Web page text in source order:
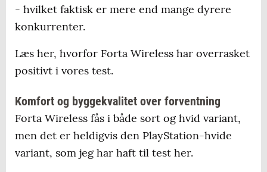
- hvilket faktisk er mere end mange dyrere
konkurrenter.
Læs her, hvorfor Forta Wireless har overrasket
positivt i vores test.
Komfort og byggekvalitet over forventning
Forta Wireless fås i både sort og hvid variant,
men det er heldigvis den PlayStation-hvide
variant, som jeg har haft til test her.